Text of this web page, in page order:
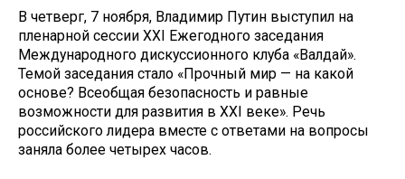
В четверг, 7 ноября, Владимир Путин выступил на
пленарной сессии XXI Ежегодного заседания
Международного дискуссионного клуба «Валдай».
Темой заседания стало «Прочный мир — на какой
основе? Всеобщая безопасность и равные
возможности для развития в XXI веке». Речь
российского лидера вместе с ответами на вопросы
заняла более четырех часов.